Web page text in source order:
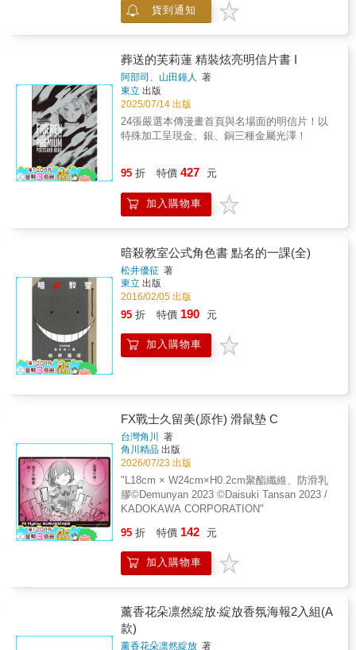
貨到通知
葬送的芙莉蓮 精裝炫亮明信片書 I
阿部司、山田鐘人 著
東立 出版
2025/07/14 出版
24張嚴選本傳漫畫首頁與名場面的明信片！以
特殊加工呈現金、銀、銅三種金屬光澤！
95 折 特價 427 元
加入購物車
暗殺教室公式角色書 點名的一課(全)
松井優征 著
東立 出版
2016/02/05 出版
95 折 特價 190 元
加入購物車
FX戰士久留美(原作) 滑鼠墊 C
台灣角川
著
角川精品 出版
2026/07/23 出版
"L18cm × W24cm×H0.2cm聚酯纖維、防滑乳
膠©Demunyan 2023 ©Daisuki Tansan 2023 /
KADOKAWA CORPORATION"
95 折 特價 142 元
加入購物車
薰香花朵凛然綻放‧綻放香氛海報2入組(A
款)
薰香花朵凛然綻放 著